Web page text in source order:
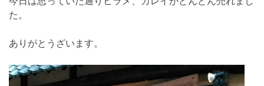
た。
ありがとうざいます。